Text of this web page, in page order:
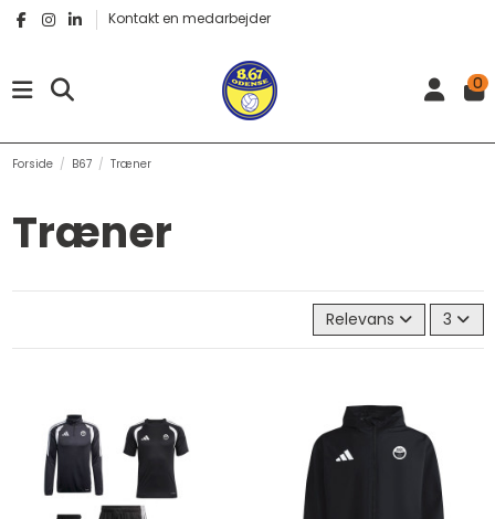
Kontakt en medarbejder
0
Forside B67 Træner
Træner
Relevans 3